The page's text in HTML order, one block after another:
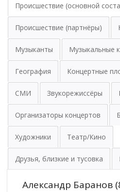
Происшествие (основной
Происшествие (партнёры)
Музыканты Музыкальные
География Концертные
СМИ Звукорежиссёры
Организаторы концертов
Художники Театр/Кино
Друзья, близкие и тусовка
Александр Баранов